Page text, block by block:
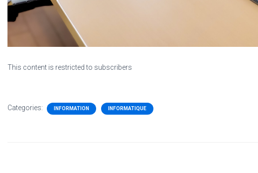
This content is restricted to subscribers
Categories: INFORMATION INFORMATIQUE